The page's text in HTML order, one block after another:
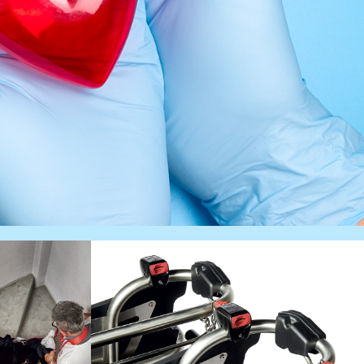
MOBILITÀ
ASSISTITA
LA MOBILITÀ A